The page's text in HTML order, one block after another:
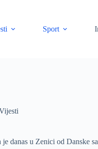
Sport
danas u Zenici od